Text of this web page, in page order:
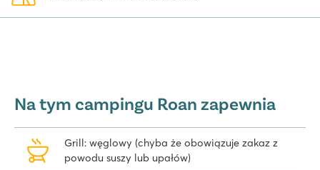
Na tym campingu Roan zapewnia
Grill: węglowy (chyba że obowiązuje zakaz z
powodu suszy lub upałów)